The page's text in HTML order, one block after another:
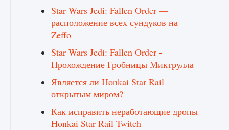
Star Wars Jedi: Fallen Order —
расположение всех сундуков на
Zeffo
Star Wars Jedi: Fallen Order -
Прохождение Гробницы Миктрулла
Является ли Honkai Star Rail
открытым миром?
Как исправить неработающие дропы
Honkai Star Rail Twitch